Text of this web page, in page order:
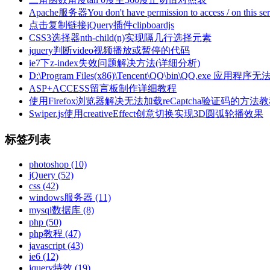
Apache服务器You don't have permission to access / on this
点击复制链接jQuery插件clipboardjs
CSS3选择器nth-child(n)实现隔几行选择元素
jquery判断video视频播放或暂停的代码
ie7下z-index失效问题解决方法(详细分析)
D:\Program Files(x86)\Tencent\QQ\bin\QQ.exe 应用程序
ASP+ACCESS留言板制作详细教程
使用Firefox浏览器解决无法加载reCaptcha验证码的方法
Swiper.js使用creativeEffect创意切换实现3D圆弧轮播效果
标签列表
photoshop (10)
jQuery (52)
css (42)
windows服务器 (11)
mysql数据库 (8)
php (50)
php教程 (47)
javascript (43)
ie6 (12)
jquery特效 (19)